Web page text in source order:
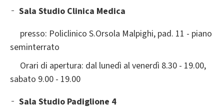
Sala Studio Clinica Medica
presso: Policlinico S.Orsola Malpighi, pad. 11 - piano
seminterrato
Orari di apertura: dal lunedì al venerdì 8.30 - 19.00,
sabato 9.00 - 19.00
Sala Studio Padiglione 4